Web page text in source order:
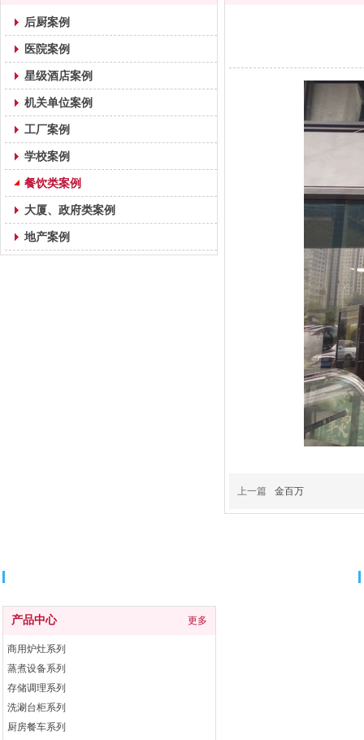
后厨案例
医院案例
星级酒店案例
机关单位案例
工厂案例
学校案例
餐饮类案例
大厦、政府类案例
地产案例
上一篇 金百万
产品中心 更多
商用炉灶系列
蒸煮设备系列
存储调理系列
洗涮台柜系列
厨房餐车系列